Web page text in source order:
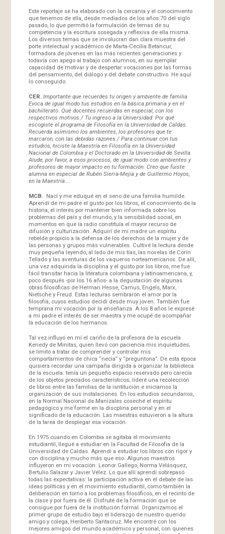
Este reportaje se ha elaborado con la cercanía y el conocimiento
que tenemos de ella, desde mediados de los años 70 del siglo
pasado, lo que permitió la formulación de temas de su
competencia y la escritura sosegada y reflexiva de ella misma.
Los diversos temas que se involucran dan clara muestra del
porte intelectual y académico de Marta-Cecilia Betancur,
formadora de jóvenes en las más recientes generaciones y
todavía con apego al trabajo con alumnos, en su ejemplar
capacidad de motivar y de despertar vocaciones por las formas
del pensamiento, del diálogo y del debate constructivo. He aquí
lo conseguido.
CER. Importante que recuerdes tu origen y ambiente de familia.
Evoca de igual modo tus estudios en la básica primaria y en el
bachillerato. Qué docentes recuerdas en especial, con los
respectivos motivos./ Tu ingreso a la Universidad. Por qué
escogiste el programa de Filosofía en la Universidad de Caldas.
Recuerda asimismo los ambientes, los profesores que te
marcaron, con las debidas razones./ Para continuar con tus
estudios, hiciste la Maestría en Filosofía en la Universidad
Nacional de Colombia y el Doctorado en la Universidad de Sevilla.
Alude, por favor, a esos procesos, de igual modo con ambientes y
profesores de mayor impacto en tu formación. Creo que fuiste
alumna en especial de Rubén Sierra-Mejía y de Guillermo Hoyos,
en la Maestría….
MCB.
Nací y me eduqué en el seno de una familia humilde.
Aprendí de mi padre el gusto por los libros, el conocimiento de la
historia, el interés por mantener bien informada sobre los
problemas del país y del mundo, y la sensibilidad social, en
momentos en que la radio constituía el mayor recurso de
difusión y culturización. Adquirí de mi madre un espíritu
rebelde propicio a la defensa de los derechos de la mujer y de
las personas y grupos más vulnerables. Cultivé la lectura desde
muy pequeña leyendo, al lado de mis tías, las novelas de Corín
Tellado y las aventuras de los vaqueros norteamericanos. De allí,
una vez adquirida la disciplina y el gusto por los libros, me fue
fácil transitar hacia la literatura colombiana y latinoamericana, y,
poco después -por los 16 años- a la degustación de algunas
obras filosóficas de Herman Hesse, Camus, Engels, Marx,
Nietsche y Freud. Estas lecturas sembraron el amor por la
filosofía, cuyos estudios decidí desde muy joven. También fue
temprana mi vocación por la enseñanza. A los 8 años le expresé
a mi padre el interés de ser maestra y me ocupé de acompañar
la educación de los hermanos.
Tal vez influyó en mí el cariño de la profesora de la escuela
Kenedy de Minitas, quien llevó con paciencia mis inquietudes;
se limitó a tratar de comprender y controlar mis
comportamientos de chica “necia” y “preguntona”. De esta época
quisiera recordar una campaña dirigida a organizar la biblioteca
de la escuela: tenía un pequeño espacio reservado pero carecía
de los objetos preciados característicos; lideré una recolección
de libros entre las familias de la isntitución e iniciamos la
organización de sus instalaciones. En los estudios secundarios,
en la Normal Nacional de Manizales coseché el espíritu
pedagógico y me formé en la discplina personal y en el
significado de la educación. Las maestras estuvieron a la altura
de la tarea de desplegar esa vocación.
En 1975 cuando en Colombia se agitaba el movimiento
estudiantil, llegué a estudiar en la Facultad de Filosofía de la
Universidad de Caldas. Aprendí a estudiar los libros con rigor y
con disciplina y mucho más que eso. Algunos maestros
influyeron en mi vocación: Leonor Gallego, Norma Velásquez,
Bertulio Salazar y Javier Vélez. Lo que allí aprendí sobrepasó
todas las expectativas: la participación activa en el debate de las
ideas políticas y en el movimiento estudiantil, como también la
deliberación en torno a los problemas filosóficos, en el recinto de
la clase y por fuera de él. Disfruté de la formación que se
consigue por fuera de la institución formal. Organizamos el
primer grupo de estudio bajo el liderazgo de nuestro querido
amigo y colega, Heriberto Santacruz. Me encontré con los
mejores amigos del mundo académico y personal, con quienes